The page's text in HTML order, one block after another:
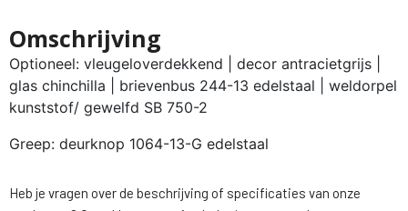
Omschrijving
Optioneel: vleugeloverdekkend | decor antracietgrijs |
glas chinchilla | brievenbus 244-13 edelstaal | weldorpel
kunststof/ gewelfd SB 750-2
Greep: deurknop 1064-13-G edelstaal
Heb je vragen over de beschrijving of specificaties van onze